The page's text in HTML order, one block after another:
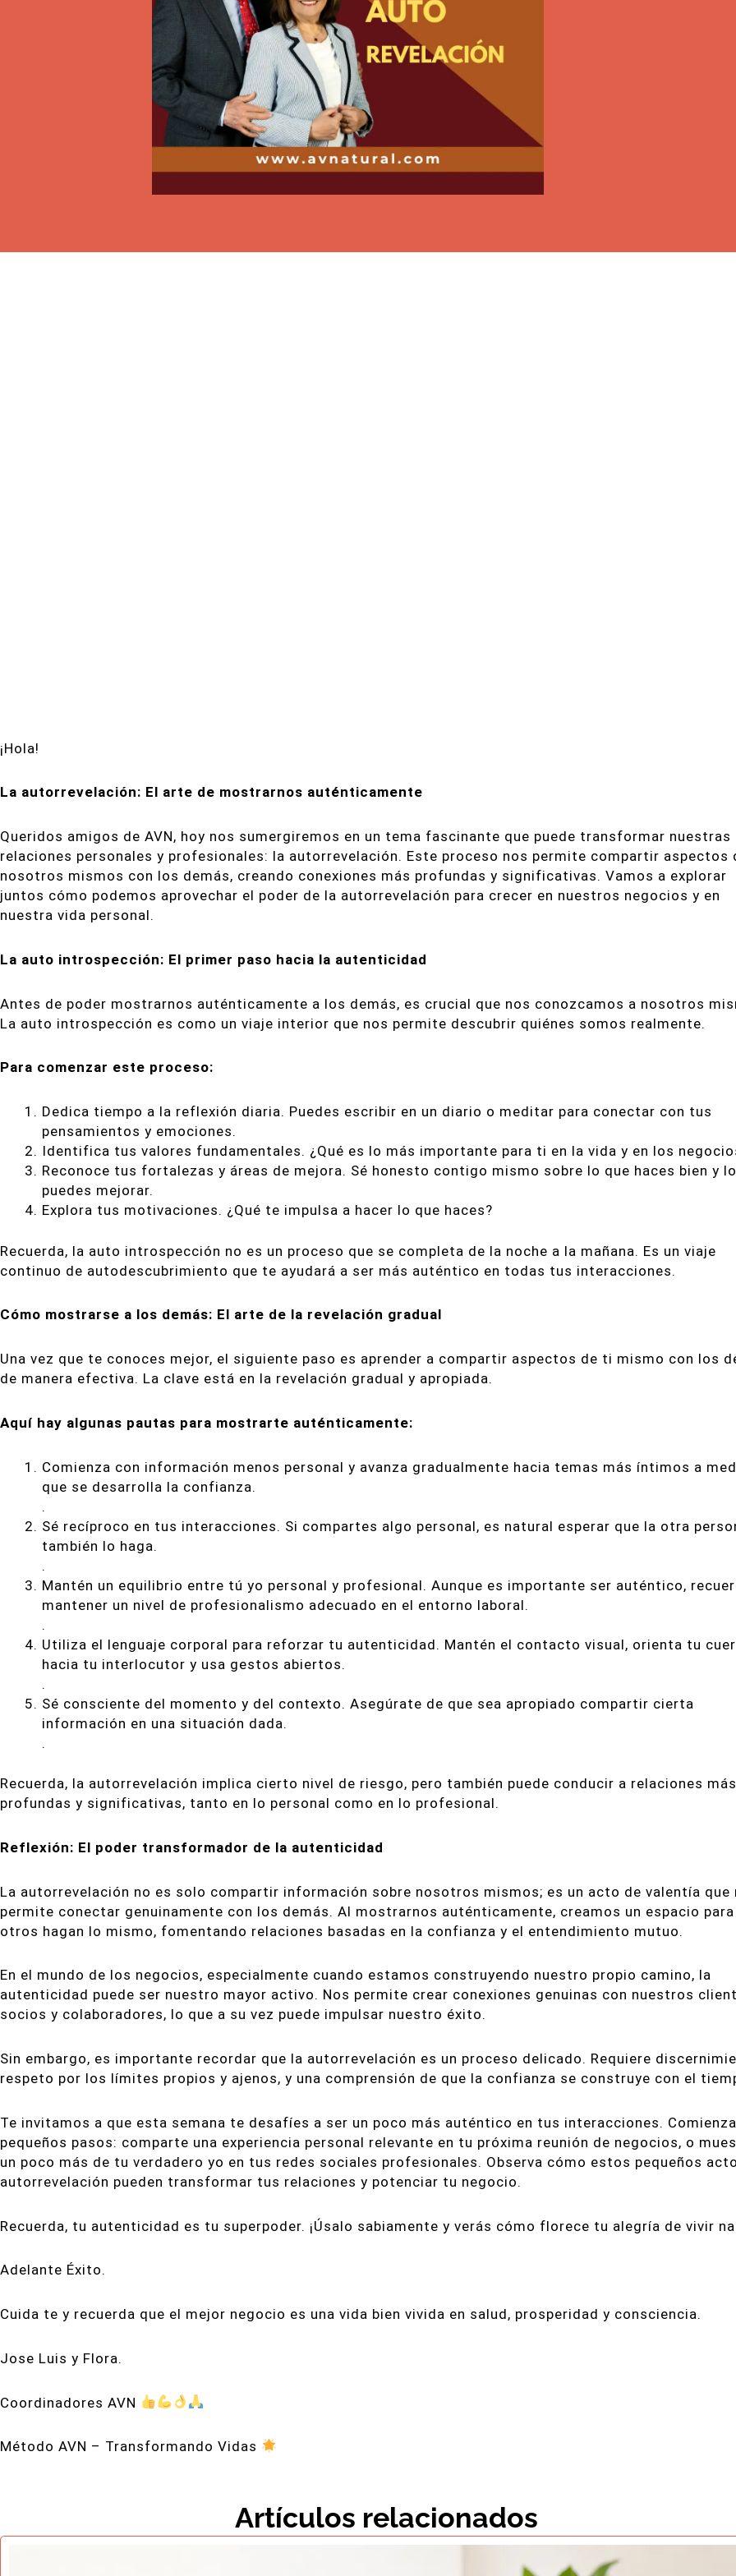
¡Hola!
La autorrevelación: El arte de mostrarnos auténticamente
Queridos amigos de AVN, hoy nos sumergiremos en un tema fascinante que puede transformar nuestras
relaciones personales y profesionales: la autorrevelación. Este proceso nos permite compartir aspectos
nosotros mismos con los demás, creando conexiones más profundas y significativas. Vamos a explorar
juntos cómo podemos aprovechar el poder de la autorrevelación para crecer en nuestros negocios y en
nuestra vida personal.
La auto introspección: El primer paso hacia la autenticidad
Antes de poder mostrarnos auténticamente a los demás, es crucial que nos conozcamos a nosotros
La auto introspección es como un viaje interior que nos permite descubrir quiénes somos realmente.
Para comenzar este proceso:
Dedica tiempo a la reflexión diaria. Puedes escribir en un diario o meditar para conectar con tus
pensamientos y emociones.
Identifica tus valores fundamentales. ¿Qué es lo más importante para ti en la vida y en los
Reconoce tus fortalezas y áreas de mejora. Sé honesto contigo mismo sobre lo que haces bien y
puedes mejorar.
Explora tus motivaciones. ¿Qué te impulsa a hacer lo que haces?
Recuerda, la auto introspección no es un proceso que se completa de la noche a la mañana. Es un viaje
continuo de autodescubrimiento que te ayudará a ser más auténtico en todas tus interacciones.
Cómo mostrarse a los demás: El arte de la revelación gradual
Una vez que te conoces mejor, el siguiente paso es aprender a compartir aspectos de ti mismo con los
de manera efectiva. La clave está en la revelación gradual y apropiada.
Aquí hay algunas pautas para mostrarte auténticamente:
Comienza con información menos personal y avanza gradualmente hacia temas más íntimos a
que se desarrolla la confianza.
.
Sé recíproco en tus interacciones. Si compartes algo personal, es natural esperar que la otra
también lo haga.
.
Mantén un equilibrio entre tú yo personal y profesional. Aunque es importante ser auténtico,
mantener un nivel de profesionalismo adecuado en el entorno laboral.
.
Utiliza el lenguaje corporal para reforzar tu autenticidad. Mantén el contacto visual, orienta tu
hacia tu interlocutor y usa gestos abiertos.
.
Sé consciente del momento y del contexto. Asegúrate de que sea apropiado compartir cierta
información en una situación dada.
.
Recuerda, la autorrevelación implica cierto nivel de riesgo, pero también puede conducir a relaciones más
profundas y significativas, tanto en lo personal como en lo profesional.
Reflexión: El poder transformador de la autenticidad
La autorrevelación no es solo compartir información sobre nosotros mismos; es un acto de valentía que
permite conectar genuinamente con los demás. Al mostrarnos auténticamente, creamos un espacio para
otros hagan lo mismo, fomentando relaciones basadas en la confianza y el entendimiento mutuo.
En el mundo de los negocios, especialmente cuando estamos construyendo nuestro propio camino, la
autenticidad puede ser nuestro mayor activo. Nos permite crear conexiones genuinas con nuestros
socios y colaboradores, lo que a su vez puede impulsar nuestro éxito.
Sin embargo, es importante recordar que la autorrevelación es un proceso delicado. Requiere
respeto por los límites propios y ajenos, y una comprensión de que la confianza se construye con el
Te invitamos a que esta semana te desafíes a ser un poco más auténtico en tus interacciones.
pequeños pasos: comparte una experiencia personal relevante en tu próxima reunión de negocios, o
un poco más de tu verdadero yo en tus redes sociales profesionales. Observa cómo estos pequeños
autorrevelación pueden transformar tus relaciones y potenciar tu negocio.
Recuerda, tu autenticidad es tu superpoder. ¡Úsalo sabiamente y verás cómo florece tu alegría de vivir
Adelante Éxito.
Cuida te y recuerda que el mejor negocio es una vida bien vivida en salud, prosperidad y consciencia.
Jose Luis y Flora.
Coordinadores AVN
Método AVN – Transformando Vidas
Artículos relacionados